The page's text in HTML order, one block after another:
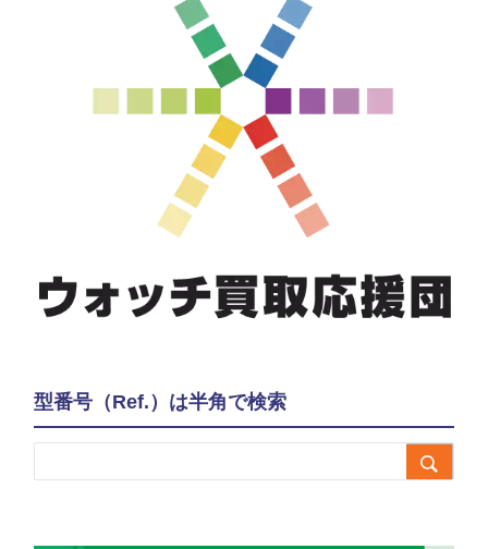
型番号（Ref.）は半角で検索
